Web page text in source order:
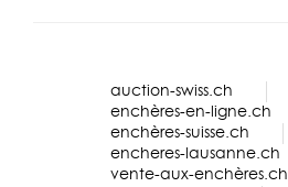
auction-swiss.ch
enchères-en-ligne.ch
enchères-suisse.ch
encheres-lausanne.ch
vente-aux-enchères.ch